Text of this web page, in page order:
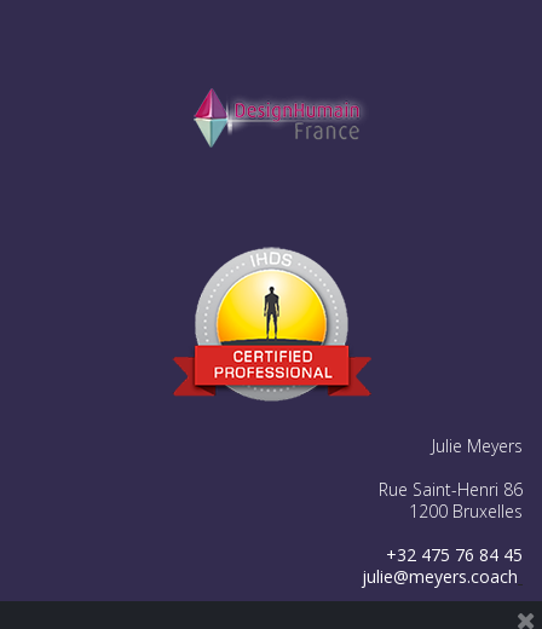
Julie Meyers
Rue Saint-Henri 86
1200 Bruxelles
+32 475 76 84 45
julie@meyers.coach